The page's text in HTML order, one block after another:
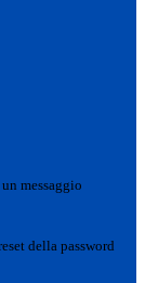
messaggio
della password